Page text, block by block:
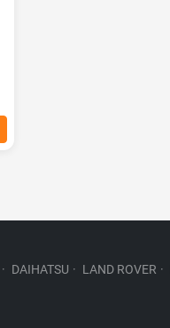
· DAIHATSU · LAND ROVER ·